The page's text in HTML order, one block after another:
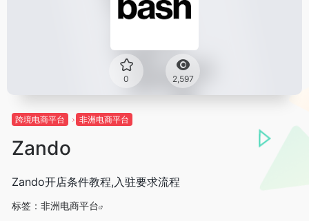
0 2,597
跨境电商平台 非洲电商平台
Zando
Zando开店条件教程,入驻要求流程
标签： 非洲电商平台